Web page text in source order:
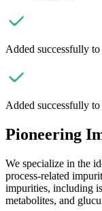
Added successfully
Added successfully
Pioneering
We specialize in the
process-related
impurities, including
metabolites, and